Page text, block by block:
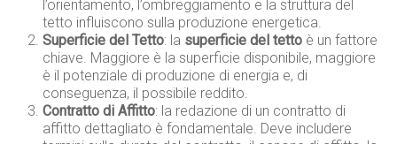
l’orientamento, l’ombreggiamento e la struttura del
tetto influiscono sulla produzione energetica.
Superficie del Tetto: la superficie del tetto è un fattore
chiave. Maggiore è la superficie disponibile, maggiore
è il potenziale di produzione di energia e, di
conseguenza, il possibile reddito.
Contratto di Affitto: la redazione di un contratto di
affitto dettagliato è fondamentale. Deve includere